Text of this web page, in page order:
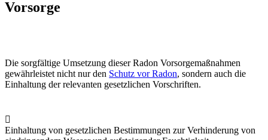
Vorsorge
Die sorgfältige Umsetzung dieser Radon Vorsorgemaßnahmen
gewährleistet nicht nur den Schutz vor Radon, sondern auch die
Einhaltung der relevanten gesetzlichen Vorschriften.
Einhaltung von gesetzlichen Bestimmungen zur Verhinderung von